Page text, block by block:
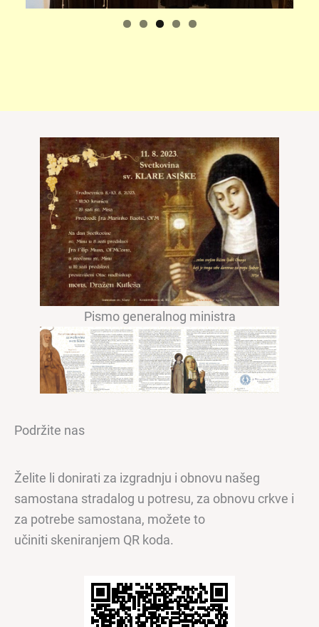
Pismo generalnog ministra
Podržite nas
Želite li donirati za izgradnju i obnovu našeg
samostana stradalog u potresu, za obnovu crkve i
za potrebe samostana, možete to
učiniti skeniranjem QR koda.